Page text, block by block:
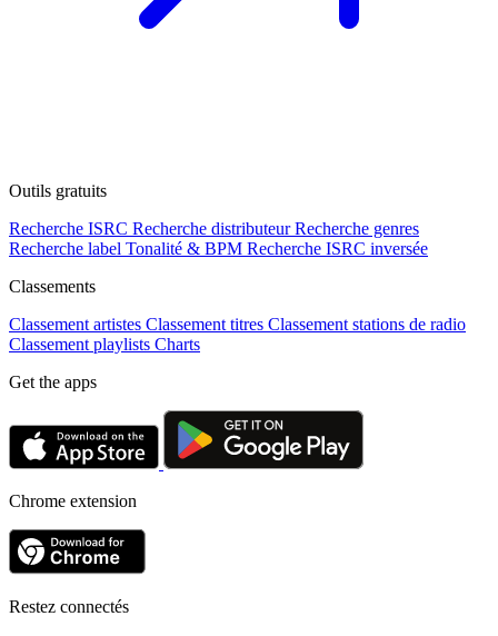
Outils gratuits
Recherche ISRC Recherche distributeur Recherche genres
Recherche label Tonalité & BPM Recherche ISRC inversée
Classements
Classement artistes Classement titres Classement stations de radio
Classement playlists Charts
Get the apps
Chrome extension
Restez connectés